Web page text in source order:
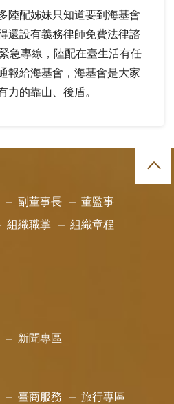
陸配姊妹只知道要到海基會
還設有義務律師免費法律諮
急專線，陸配在臺生活有任
報給海基會，海基會是大家
力的靠山、後盾。
副董事長 董監事
組織職掌 組織章程
新聞專區
臺商服務 旅行專區